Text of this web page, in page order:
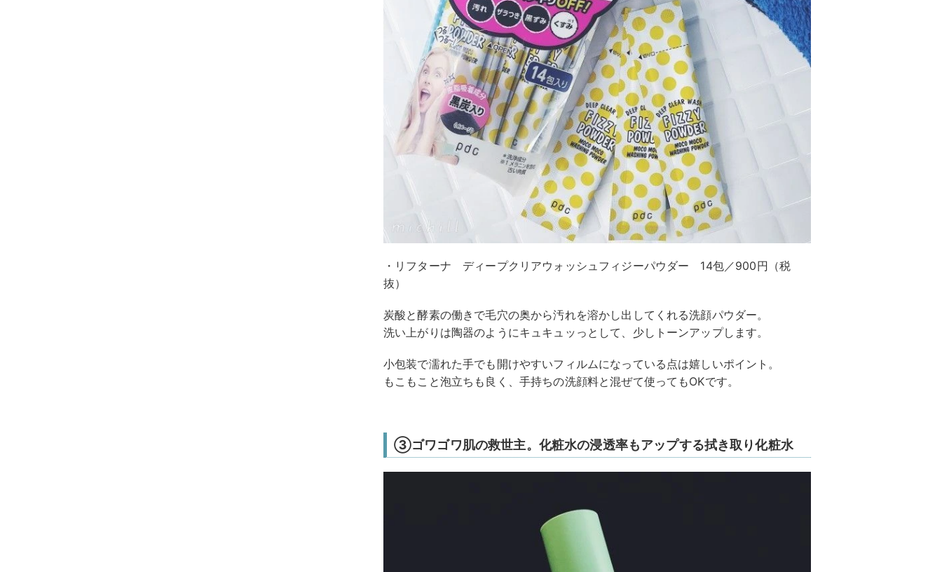
・リフターナ ディープクリアウォッシュフィジーパウダー 14包／900円（税
抜）
炭酸と酵素の働きで毛穴の奥から汚れを溶かし出してくれる洗顔パウダー。
洗い上がりは陶器のようにキュキュッっとして、少しトーンアップします。
小包装で濡れた手でも開けやすいフィルムになっている点は嬉しいポイント。
もこもこと泡立ちも良く、手持ちの洗顔料と混ぜて使ってもOKです。
③ゴワゴワ肌の救世主。化粧水の浸透率もアップする拭き取り化粧水